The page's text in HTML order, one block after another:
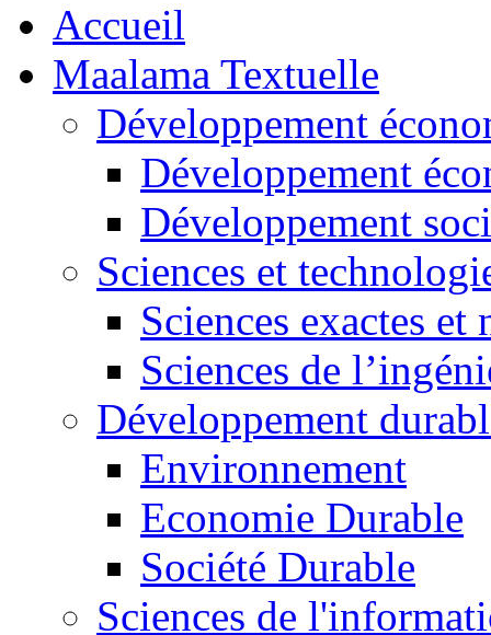
Accueil
Maalama Textuelle
Développement
Développement
Développement
Sciences et
Sciences exactes et
Sciences de
Développement
Environnement
Economie Durable
Société Durable
Sciences de